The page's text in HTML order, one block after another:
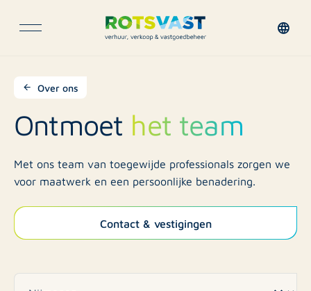
Over ons
Ontmoet het team
Met ons team van toegewijde professionals zorgen we
voor maatwerk en een persoonlijke benadering.
Contact & vestigingen